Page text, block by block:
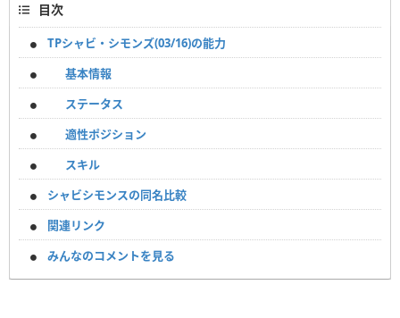
目次
TPシャビ・シモンズ(03/16)の能力
基本情報
ステータス
適性ポジション
スキル
シャビシモンスの同名比較
関連リンク
みんなのコメントを見る